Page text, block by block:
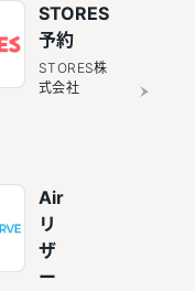
STORES
予約
STORES株
式会社
Air
リ
ザ
ー